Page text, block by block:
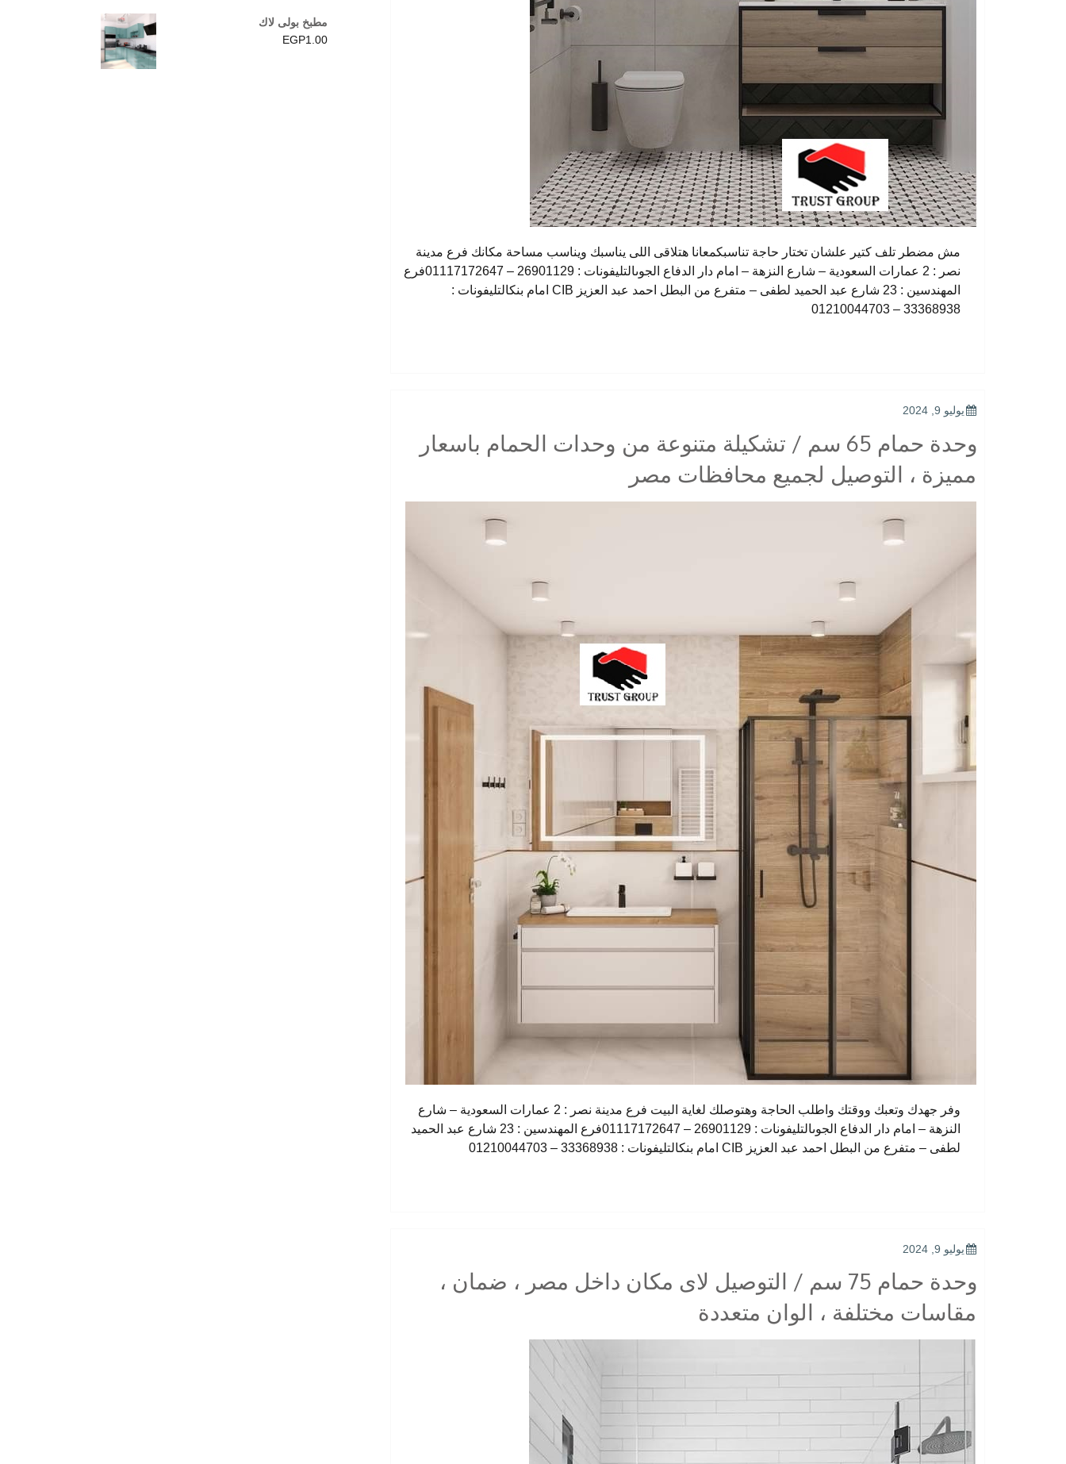
مش مضطر تلف كتير علشان تختار حاجة تناسبكمعانا هتلاقى اللى يناسبك ويناسب مساحة مكانك فرع مدينة
نصر : 2 عمارات السعودية – شارع النزهة – امام دار الدفاع الجوىالتليفونات : 26901129 – 01117172647فرع
المهندسين : 23 شارع عبد الحميد لطفى – متفرع من البطل احمد عبد العزيز CIB امام بنكالتليفونات :
33368938 – 01210044703
POSTED
يوليو 9, 2024
وحدة حمام 65 سم / تشكيلة متنوعة من وحدات الحمام باسعار
مميزة ، التوصيل لجميع محافظات مصر
وفر جهدك وتعبك ووقتك واطلب الحاجة وهتوصلك لغاية البيت فرع مدينة نصر : 2 عمارات السعودية – شارع
النزهة – امام دار الدفاع الجوىالتليفونات : 26901129 – 01117172647فرع المهندسين : 23 شارع عبد الحميد
لطفى – متفرع من البطل احمد عبد العزيز CIB امام بنكالتليفونات : 33368938 – 01210044703
POSTED
يوليو 9, 2024
وحدة حمام 75 سم / التوصيل لاى مكان داخل مصر ، ضمان ،
مقاسات مختلفة ، الوان متعددة
مطبخ بولى لاك
EGP1.00